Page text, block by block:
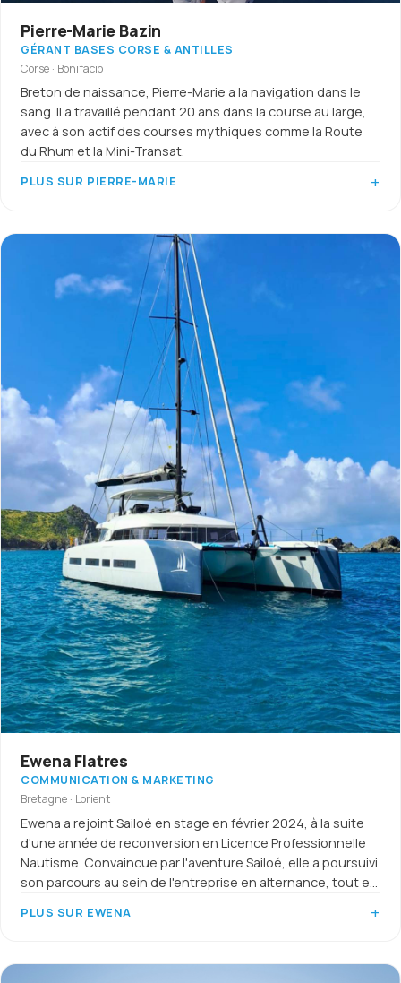
Pierre-Marie Bazin
GÉRANT BASES CORSE & ANTILLES
Corse · Bonifacio
Breton de naissance, Pierre-Marie a la navigation dans le
sang. Il a travaillé pendant 20 ans dans la course au large,
avec à son actif des courses mythiques comme la Route
du Rhum et la Mini-Transat.
PLUS SUR PIERRE-MARIE
Ewena Flatres
COMMUNICATION & MARKETING
Bretagne · Lorient
Ewena a rejoint Sailoé en stage en février 2024, à la suite
d'une année de reconversion en Licence Professionnelle
Nautisme. Convaincue par l'aventure Sailoé, elle a poursuivi
son parcours au sein de l'entreprise en alternance, tout en
d'approfondir sa compréhension des codes et des
PLUS SUR EWENA